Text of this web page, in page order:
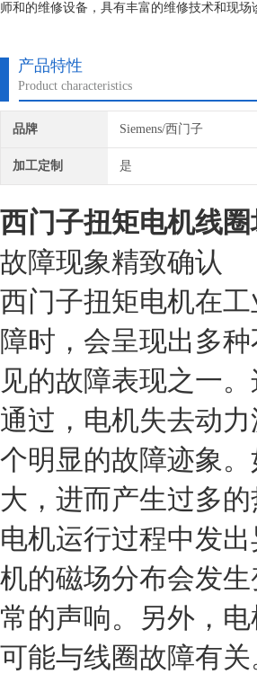
师和的维修设备，具有丰富的维修技术和现
产品特性
Product characteristics
品牌 Siemens/西门子
加工定制 是
西门子扭矩电机线
故障现象精致确认
西门子扭矩电机在
障时，会呈现出多
见的故障表现之一
通过，电机失去动
个明显的故障迹象
大，进而产生过多的
电机运行过程中发
机的磁场分布会发
常的声响。另外，
可能与线圈故障有